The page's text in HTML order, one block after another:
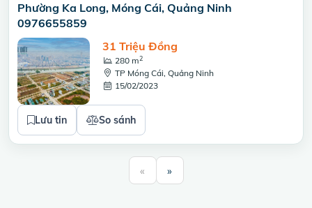
Phường Ka Long, Móng Cái, Quảng Ninh
0976655859
31 Triệu Đồng
280 m2
TP Móng Cái, Quảng Ninh
15/02/2023
Lưu tin So sánh
« »